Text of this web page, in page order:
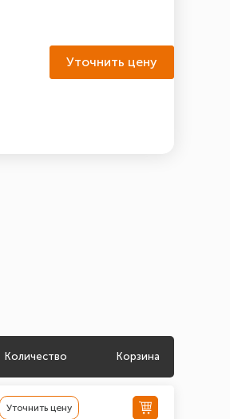
Уточнить цену
Количество Корзина
Уточнить цену